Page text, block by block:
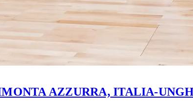
AZZURRA, ITALIA-